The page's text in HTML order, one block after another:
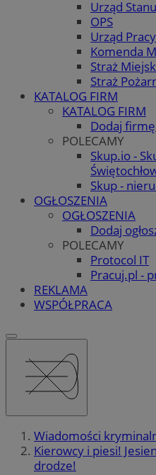
Urząd
OPS
Urząd Pracy
Komenda
Straż
Straż
KATALOG FIRM
KATALOG FIRM
Dodaj
POLECAMY
Skup.io -
Skup -
OGŁOSZENIA
OGŁOSZENIA
Dodaj
POLECAMY
Protocol IT
Pracuj.pl -
REKLAMA
WSPÓŁPRACA
Wiadomości
Kierowcy i piesi!
drodze!